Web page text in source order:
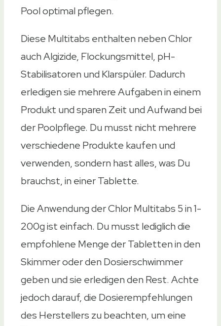
Pool optimal pflegen.
Diese Multitabs enthalten neben Chlor
auch Algizide, Flockungsmittel, pH-
Stabilisatoren und Klarspüler. Dadurch
erledigen sie mehrere Aufgaben in einem
Produkt und sparen Zeit und Aufwand bei
der Poolpflege. Du musst nicht mehrere
verschiedene Produkte kaufen und
verwenden, sondern hast alles, was Du
brauchst, in einer Tablette.
Die Anwendung der Chlor Multitabs 5 in 1-
200g ist einfach. Du musst lediglich die
empfohlene Menge der Tabletten in den
Skimmer oder den Dosierschwimmer
geben und sie erledigen den Rest. Achte
jedoch darauf, die Dosierempfehlungen
des Herstellers zu beachten, um eine